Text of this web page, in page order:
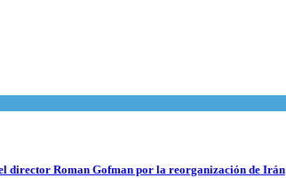
director Roman Gofman por la reorganización de Irán